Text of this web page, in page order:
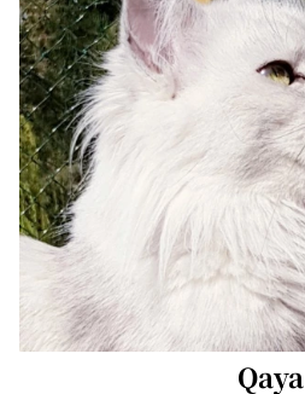
Qaya